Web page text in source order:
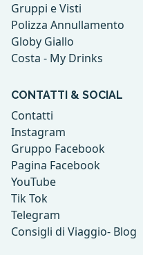
Gruppi e Visti
Polizza Annullamento
Globy Giallo
Costa - My Drinks
CONTATTI & SOCIAL
Contatti
Instagram
Gruppo Facebook
Pagina Facebook
YouTube
Tik Tok
Telegram
Consigli di Viaggio- Blog